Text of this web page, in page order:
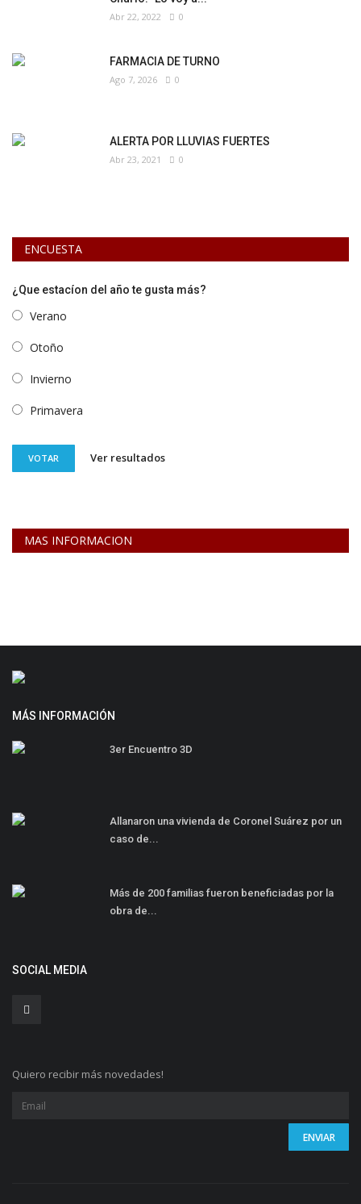
Abr 22, 2022 0
FARMACIA DE TURNO
Ago 7, 2026 0
ALERTA POR LLUVIAS FUERTES
Abr 23, 2021 0
ENCUESTA
¿Que estacíon del año te gusta más?
Verano
Otoño
Invierno
Primavera
VOTAR Ver resultados
MAS INFORMACION
MÁS INFORMACIÓN
3er Encuentro 3D
Allanaron una vivienda de Coronel Suárez por un
caso de...
Más de 200 familias fueron beneficiadas por la
obra de...
SOCIAL MEDIA
Quiero recibir más novedades!